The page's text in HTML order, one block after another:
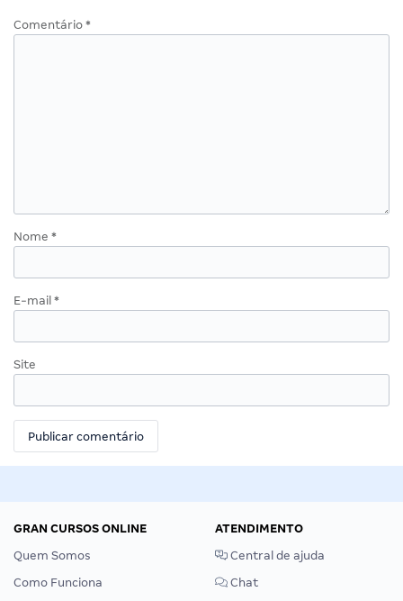
Comentário *
Nome *
E-mail *
Site
GRAN CURSOS ONLINE
Quem Somos
Como Funciona
ATENDIMENTO
Central de ajuda
Chat